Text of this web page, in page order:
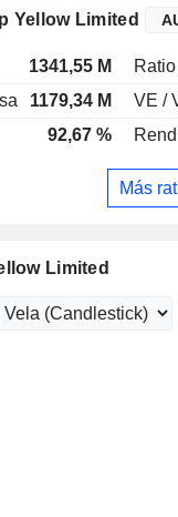
Yellow Limited
1341,55 M
1179,34 M VE /
92,67 %
Más
Limited